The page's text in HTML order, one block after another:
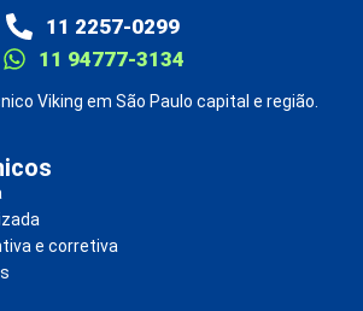
11 2257-0299
11 94777-3134
Viking em São Paulo capital e região.
e corretiva